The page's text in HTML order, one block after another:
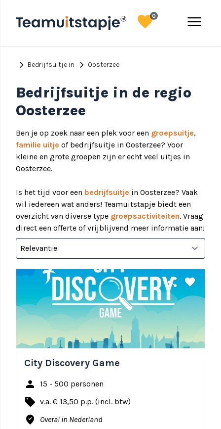
menu
favorite0
chevron_right Bedrijfsuitje in chevron_right Oosterzee
Bedrijfsuitje in de regio
Oosterzee
Ben je op zoek naar een plek voor een groepsuitje,
familie uitje of bedrijfsuitje in Oosterzee? Voor
kleine en grote groepen zijn er echt veel uitjes in
Oosterzee.
Is het tijd voor een bedrijfsuitje in Oosterzee? Vaak
wil iedereen wat anders! Teamuitstapje biedt een
overzicht van diverse type groepsactiviteiten. Vraag
direct een offerte of vrijblijvend meer informatie aan!
share favorite
City Discovery Game
person 15 - 500 personen
local_offer v.a. € 13,50 p.p. (incl. btw)
where_to_vote Overal in Nederland